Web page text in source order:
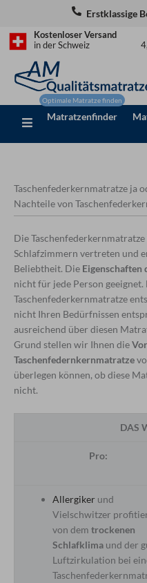
springen
Erstklassige
Kostenloser Versand
in der Schweiz
Matratzenfinder
Taschenfederkernmatratze ja
Nachteile von
Die
Schlafzimmern vertreten und
Beliebtheit. Die
nicht für jede Person geeignet.
Taschenfederkernmatratze
nicht Ihren Bedürfnissen
ausreichend über diesen
Grund stellen wir Ihnen die
Taschenfedernkernmatratze
überlegen können, ob diese
nicht.
DAS
Pro:
Allergikerund
Vielschwitzer
von dem trockenen
Schlafklimaund der
Luftzirkulation bei